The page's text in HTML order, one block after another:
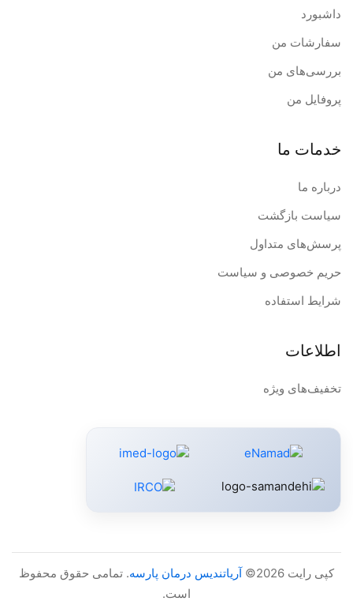
داشبورد
سفارشات من
بررسی‌های من
پروفایل من
خدمات ما
درباره ما
سیاست بازگشت
پرسش‌های متداول
حریم خصوصی و سیاست
شرایط استفاده
اطلاعات
تخفیف‌های ویژه
کپی رایت 2026© آریاتندیس درمان پارسه. تمامی حقوق محفوظ
است.